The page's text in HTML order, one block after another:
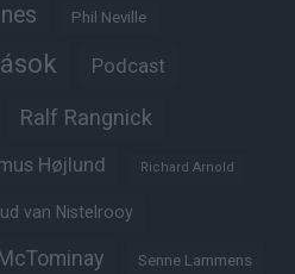
Phil Neville
Podcast
Ralf Rangnick
Højlund Richard Arnold
van Nistelrooy
Senne Lammens